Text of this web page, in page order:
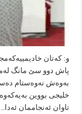
و: کەتان
پاش دوو سێ مانگ
به‌وه‌ش نه‌وه‌ستام
خلیجی بووین
تاوان ئه‌نجاممان